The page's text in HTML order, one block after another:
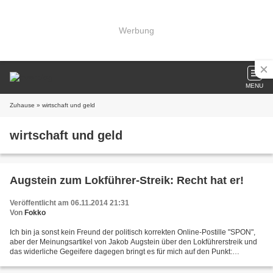
Werbung
MENU
Zuhause » wirtschaft und geld
wirtschaft und geld
Augstein zum Lokführer-Streik: Recht hat er!
Veröffentlicht am 06.11.2014 21:31
Von Fokko
Ich bin ja sonst kein Freund der politisch korrekten Online-Postille "SPON",
aber der Meinungsartikel von Jakob Augstein über den Lokführerstreik und
das widerliche Gegeifere dagegen bringt es für mich auf den Punkt: